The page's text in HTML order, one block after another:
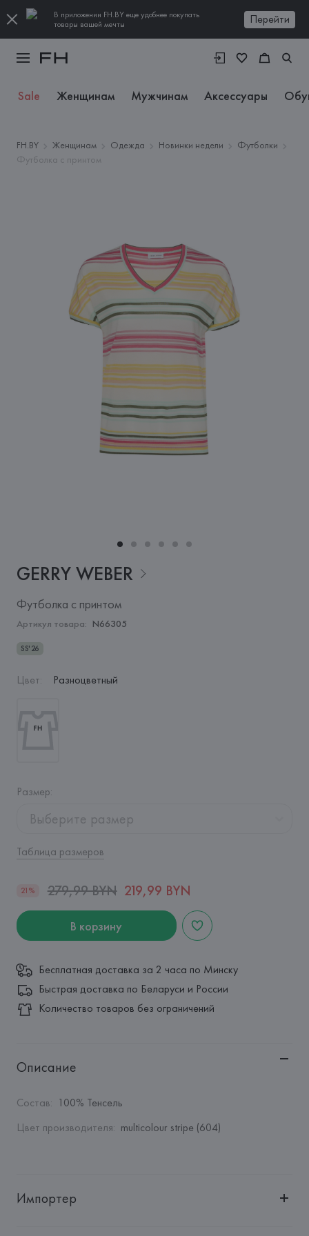
В приложении FH.BY еще удобнее покупать
товары вашей мечты
Перейти
Sale Женщинам Мужчинам Аксессуары
FH.BY Женщинам Одежда Новинки недели
Футболки
Футболка с принтом
GERRY WEBER
Футболка с принтом
Артикул товара: N66305
SS'26
Цвет: Разноцветный
Размер:
Выберите размер
Таблица размеров
21% 279,99 BYN 219,99 BYN
В корзину
Бесплатная доставка за 2 часа по Минску
Быстрая доставка по Беларуси и России
Количество товаров без ограничений
Описание
Состав: 100% Тенсель
Цвет производителя: multicolour stripe (604)
Импортер